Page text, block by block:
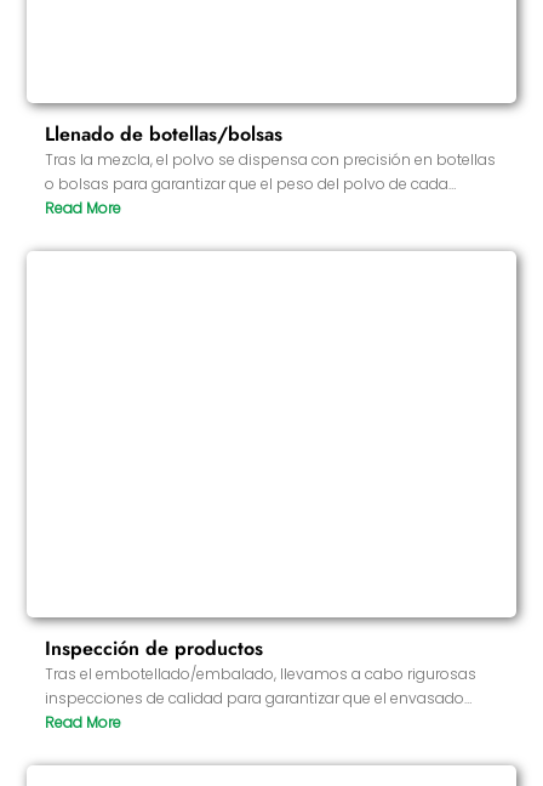
Llenado de botellas/bolsas
Tras la mezcla, el polvo se dispensa con precisión en botellas
o bolsas para garantizar que el peso del polvo de cada
unidad de envasado sea constante. Utilizamos equipos de
consistencia de cada envase y evitar así los errores humanos.
Inspección de productos
Tras el embotellado/embalado, llevamos a cabo rigurosas
inspecciones de calidad para garantizar que el envasado
está completo, el etiquetado es preciso y el producto cumple
no cumpla las normas de calidad será eliminado para